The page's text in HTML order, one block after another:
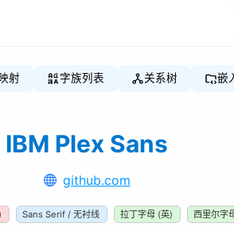
射 字族列表 关系树 嵌
IBM Plex Sans
github.com
Sans Serif / 无衬线 拉丁字母 (英) 西里尔字